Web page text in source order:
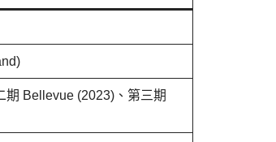
期 Bellevue (2023)、第三期